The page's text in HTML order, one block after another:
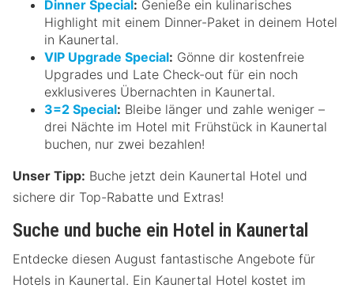
Dinner Special: Genieße ein kulinarisches
Highlight mit einem Dinner-Paket in deinem Hotel
in Kaunertal.
VIP Upgrade Special: Gönne dir kostenfreie
Upgrades und Late Check-out für ein noch
exklusiveres Übernachten in Kaunertal.
3=2 Special: Bleibe länger und zahle weniger –
drei Nächte im Hotel mit Frühstück in Kaunertal
buchen, nur zwei bezahlen!
Unser Tipp: Buche jetzt dein Kaunertal Hotel und
sichere dir Top-Rabatte und Extras!
Suche und buche ein Hotel in Kaunertal
Entdecke diesen August fantastische Angebote für
Hotels in Kaunertal. Ein Kaunertal Hotel kostet im